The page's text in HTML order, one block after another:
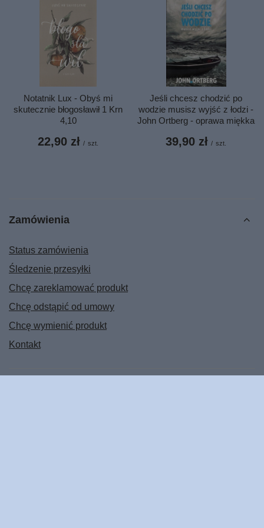
Notatnik Lux - Obyś mi
skutecznie błogosławił 1 Krn
4,10
22,90 zł / szt.
Jeśli chcesz chodzić po
wodzie musisz wyjść z łodzi -
John Ortberg - oprawa miękka
39,90 zł / szt.
Zamówienia
Status zamówienia
Śledzenie przesyłki
Chcę zareklamować produkt
Chcę odstąpić od umowy
Chcę wymienić produkt
Kontakt